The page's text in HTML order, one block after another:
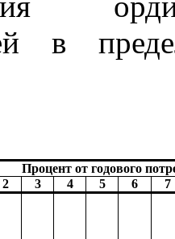
в
Процент от годового
2 3 4 5 6
7